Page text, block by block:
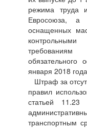
режима труда
Евросоюза, а
оснащенных
требованиям
января 2018
Штраф за
правил
статьей 11.23
транспортным